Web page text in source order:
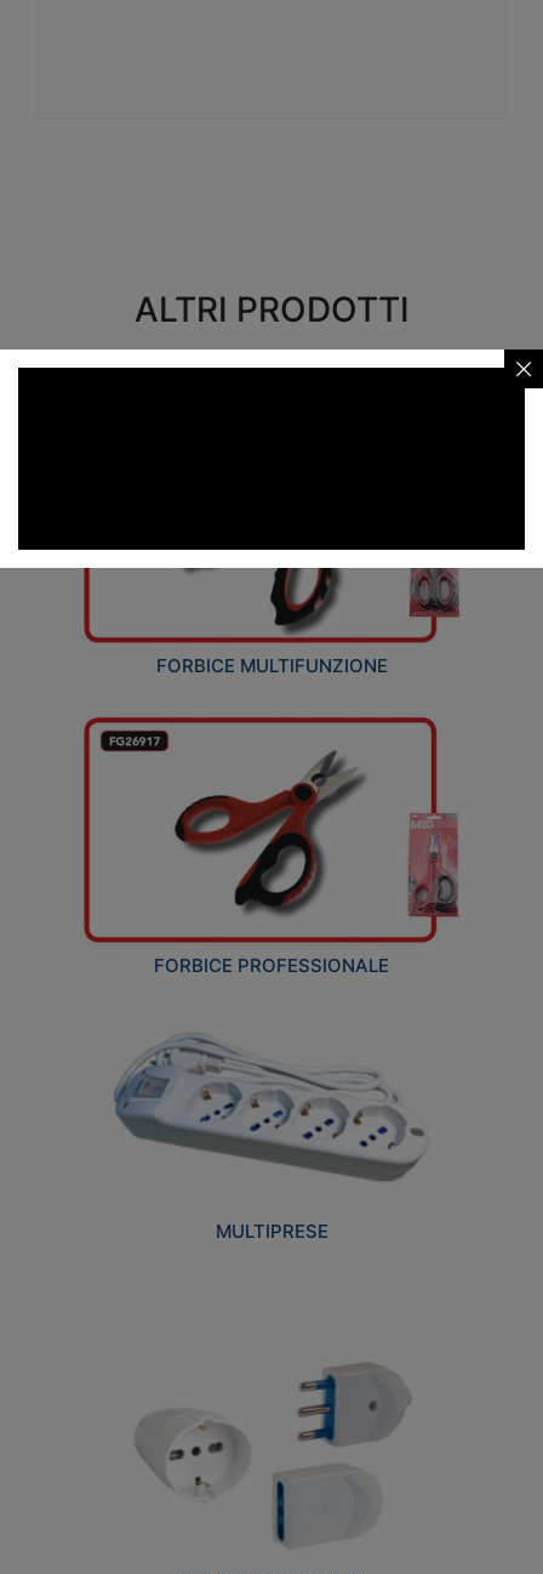
ALTRI PRODOTTI
FORBICE MULTIFUNZIONE
FORBICE PROFESSIONALE
MULTIPRESE